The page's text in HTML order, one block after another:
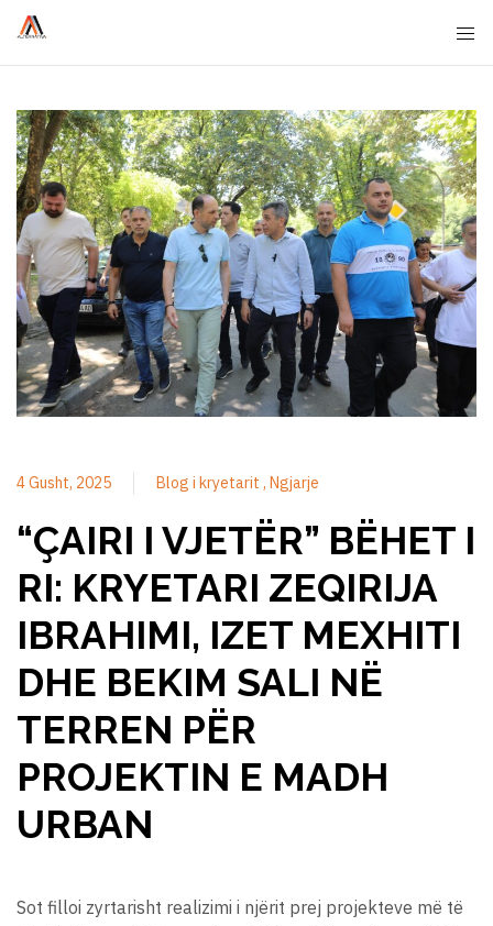
4 Gusht, 2025 Blog i kryetarit Ngjarje
“ÇAIRI I VJETËR” BËHET I
RI: KRYETARI ZEQIRIJA
IBRAHIMI, IZET MEXHITI
DHE BEKIM SALI NË
TERREN PËR
PROJEKTIN E MADH
URBAN
Sot filloi zyrtarisht realizimi i njërit prej projekteve më të